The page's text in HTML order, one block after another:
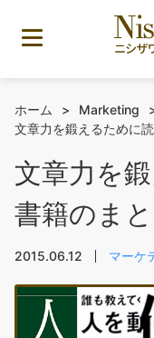
ホーム > Marketing
文章力を鍛えるために
文章力を
書籍のま
2015.06.12 マーケ